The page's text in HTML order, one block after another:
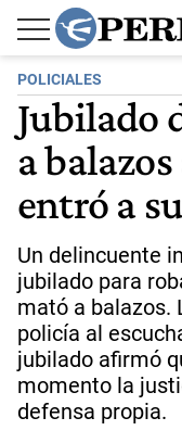
POLICIALES
Jubilado
a
entró a
Un delincuente
jubilado para
mató a balazos.
policía al
jubilado afirmó
momento la
defensa propia.